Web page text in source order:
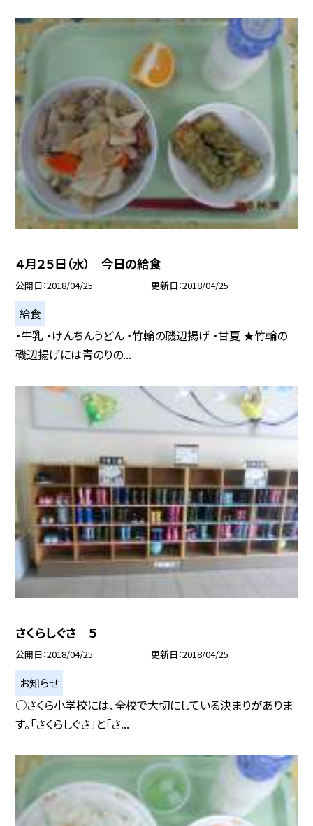
４月２５日（水） 今日の給食
公開日 2018/04/25 更新日 2018/04/25
給食
・牛乳 ・けんちんうどん ・竹輪の磯辺揚げ ・甘夏 ★竹輪の
磯辺揚げには青のりの...
さくらしぐさ ５
公開日 2018/04/25 更新日 2018/04/25
お知らせ
○さくら小学校には、全校で大切にしている決まりがありま
す。「さくらしぐさ」と「さ...